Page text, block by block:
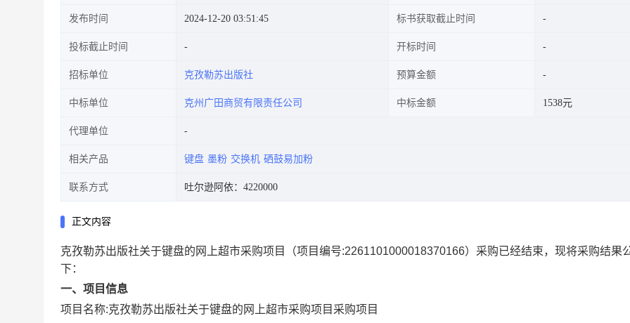
发布时间 2024-12-20 03:51:45 标书获取截止时间
投标截止时间 开标时间
招标单位 克孜勒苏出版社 预算金额
中标单位 克州广田商贸有限责任公司 中标金额 1538元
代理单位
相关产品 键盘 墨粉 交换机 硒鼓易加粉
联系方式 吐尔逊阿依：4220000
正文内容
克孜勒苏出版社关于键盘的网上超市采购项目 （项目编号:2261101000018370166）采购已经结束，现将采购结果
下：
一、项目信息
项目名称:克孜勒苏出版社关于键盘的网上超市采购项目 采购项目